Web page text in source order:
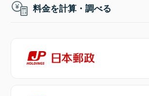
料金を計算・調べる